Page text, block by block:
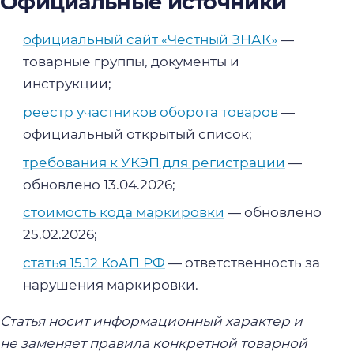
официальный сайт «Честный ЗНАК» —
товарные группы, документы и
инструкции;
реестр участников оборота товаров—
официальный открытый список;
требования к УКЭП для регистрации —
обновлено 13.04.2026;
стоимость кода маркировки — обновлено
25.02.2026;
статья 15.12 КоАП РФ — ответственность за
нарушения маркировки.
Статья носит информационный характер и
не заменяет правила конкретной товарной